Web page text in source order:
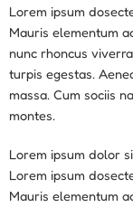
Lorem ipsum
Mauris elementum
nunc rhoncus
turpis egestas.
massa. Cum sociis
montes.
Lorem ipsum dolor
Lorem ipsum
Mauris elementum